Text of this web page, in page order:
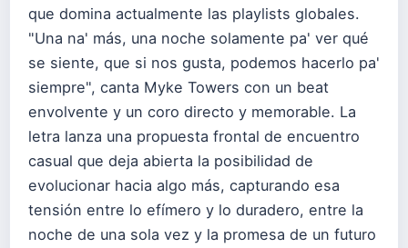
que domina actualmente las playlists globales.
"Una na' más, una noche solamente pa' ver qué
se siente, que si nos gusta, podemos hacerlo pa'
siempre", canta Myke Towers con un beat
envolvente y un coro directo y memorable. La
letra lanza una propuesta frontal de encuentro
casual que deja abierta la posibilidad de
evolucionar hacia algo más, capturando esa
tensión entre lo efímero y lo duradero, entre la
noche de una sola vez y la promesa de un futuro